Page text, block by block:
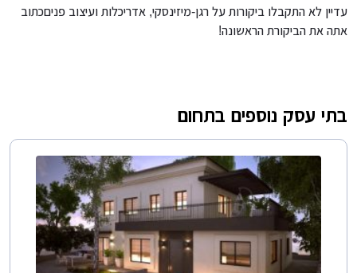
עדיין לא התקבלו ביקורות על רגן-מיזינסקי, אדריכלות ועיצוב פניםכתוב
אתה את הביקורת הראשונה!
בתי עסק נוספים בתחום